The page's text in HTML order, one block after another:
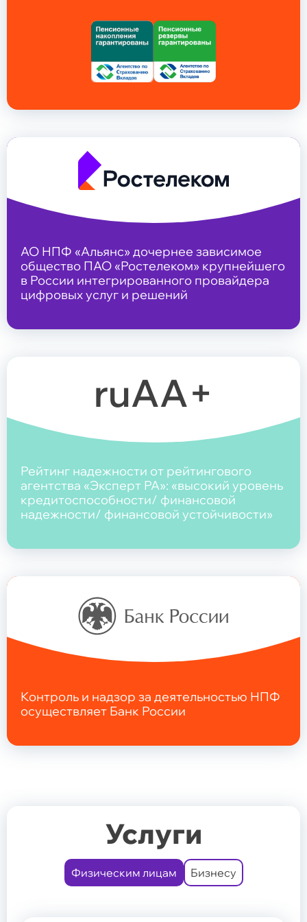
АО НПФ «Альянс» дочернее зависимое
общество ПАО «Ростелеком» крупнейшего
в России интегрированного провайдера
цифровых услуг и решений
ruAA+
Рейтинг надежности от рейтингового
агентства «Эксперт РА»: «высокий уровень
кредитоспособности/ финансовой
надежности/ финансовой устойчивости»
Контроль и надзор за деятельностью НПФ
осуществляет Банк России
Услуги
Физическим лицам Бизнесу